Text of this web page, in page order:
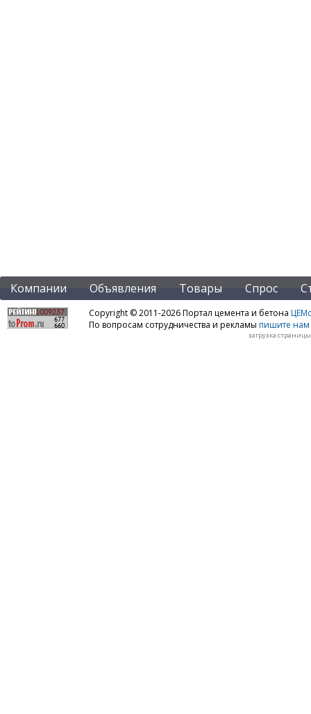
Компании Объявления Товары Спрос
Copyright © 2011-2026 Портал цемента и бетона
По вопросам сотрудничества и рекламы пишите нам
загрузка